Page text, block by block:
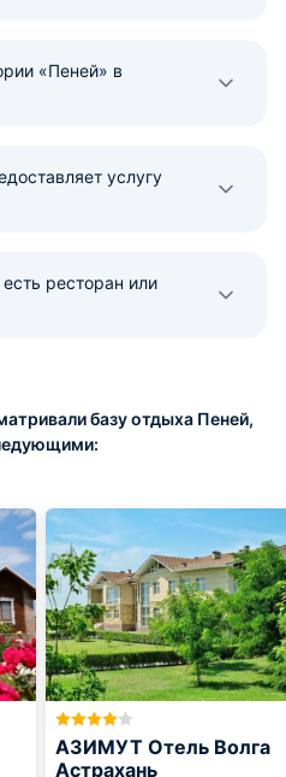
«Пеней» в
услугу
ресторан или
базу отдыха Пеней,
АЗИМУТ Отель Волга
Астрахань